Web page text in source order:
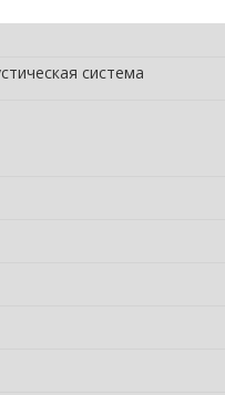
система